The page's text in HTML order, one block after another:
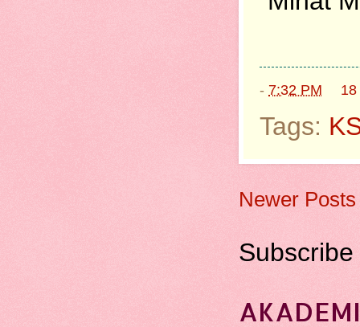
- 7:32 PM
Tags:
Newer Posts